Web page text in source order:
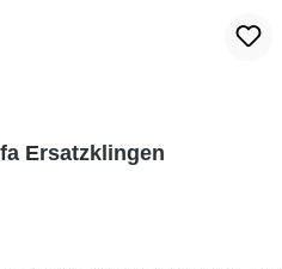
Ersatzklingen